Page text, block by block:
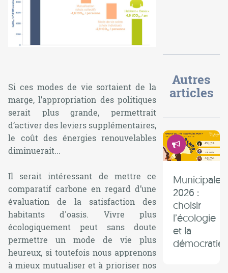
Si ces modes de vie sortaient de la
marge, l’appropriation des politiques
serait plus grande, permettrait
d’activer des leviers supplémentaires,
le coût des énergies renouvelables
diminuerait...
Il serait intéressant de mettre ce
comparatif carbone en regard d’une
évaluation de la satisfaction des
habitants d'oasis. Vivre plus
écologiquement peut sans doute
permettre un mode de vie plus
heureux, si toutefois nous apprenons
à mieux mutualiser et à prioriser nos
Autres
articles
Municipales
2026 :
choisir
l’écologie
et la
démocratie